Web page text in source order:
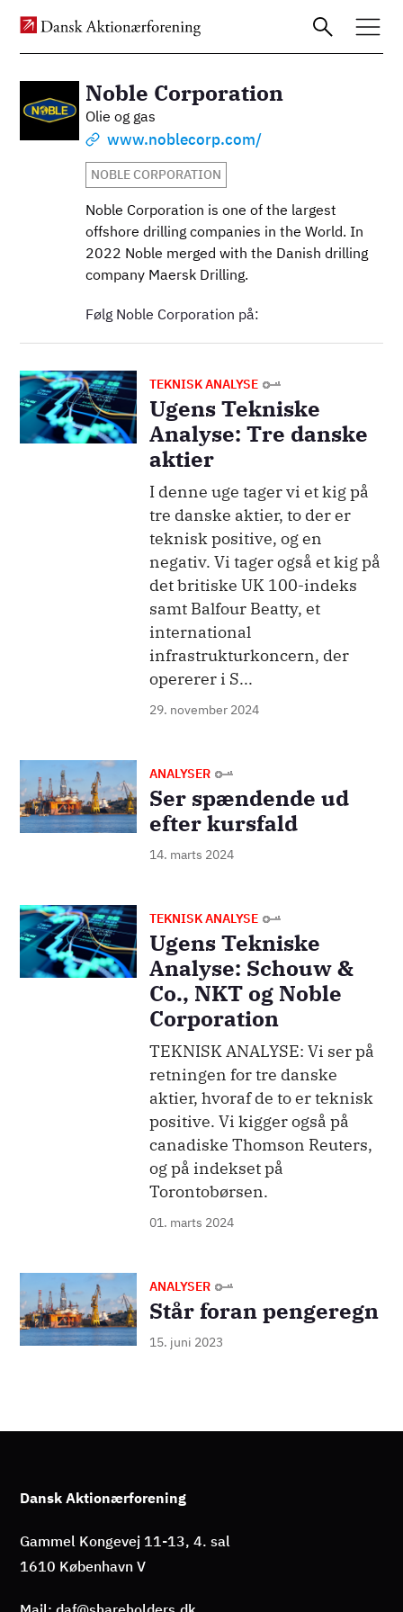
hovedindhold
Billede Noble Corporation
Olie og gas
www.noblecorp.com/
NOBLE CORPORATION
Noble Corporation is one of the largest
offshore drilling companies in the World. In
2022 Noble merged with the Danish drilling
company Maersk Drilling.
Følg Noble Corporation på:
Billede TEKNISK ANALYSE
Ugens Tekniske
Analyse: Tre danske
aktier
I denne uge tager vi et kig på
tre danske aktier, to der er
teknisk positive, og en
negativ. Vi tager også et kig på
det britiske UK 100-indeks
samt Balfour Beatty, et
international
infrastrukturkoncern, der
opererer i S...
29. november 2024
Billede ANALYSER
Ser spændende ud
efter kursfald
14. marts 2024
Billede TEKNISK ANALYSE
Ugens Tekniske
Analyse: Schouw &
Co., NKT og Noble
Corporation
TEKNISK ANALYSE: Vi ser på
retningen for tre danske
aktier, hvoraf de to er teknisk
positive. Vi kigger også på
canadiske Thomson Reuters,
og på indekset på
Torontobørsen.
01. marts 2024
Billede ANALYSER
Står foran pengeregn
15. juni 2023
Dansk Aktionærforening
Gammel Kongevej 11-13, 4. sal
1610 København V